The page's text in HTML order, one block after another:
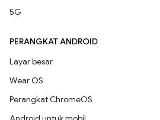
5G
PERANGKAT ANDROID
Layar besar
Wear OS
Perangkat ChromeOS